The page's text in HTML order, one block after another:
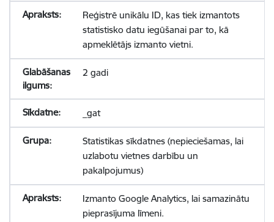
Reģistrē unikālu ID, kas tiek izmantots
statistisko datu iegūšanai par to, kā
apmeklētājs izmanto vietni.
2 gadi
_gat
Statistikas sīkdatnes (nepieciešamas, lai
uzlabotu vietnes darbību un
pakalpojumus)
Izmanto Google Analytics, lai samazinātu
pieprasījuma līmeni.